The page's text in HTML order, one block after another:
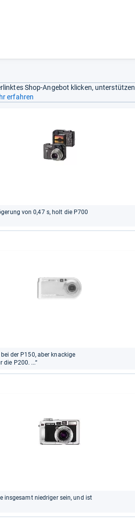
Shop-Angebot klicken, unterstützen
erfahren
von 0,47 s, holt die P700
der P150, aber knackige
die P200. ...“
insgesamt niedriger sein, und ist